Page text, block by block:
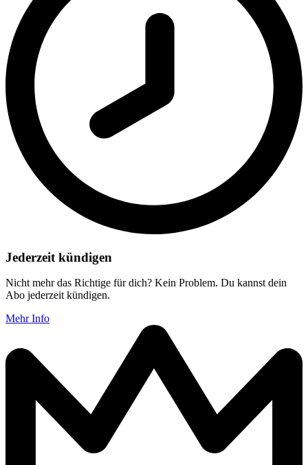
Jederzeit kündigen
Nicht mehr das Richtige für dich? Kein Problem. Du kannst dein
Abo jederzeit kündigen.
Mehr Info